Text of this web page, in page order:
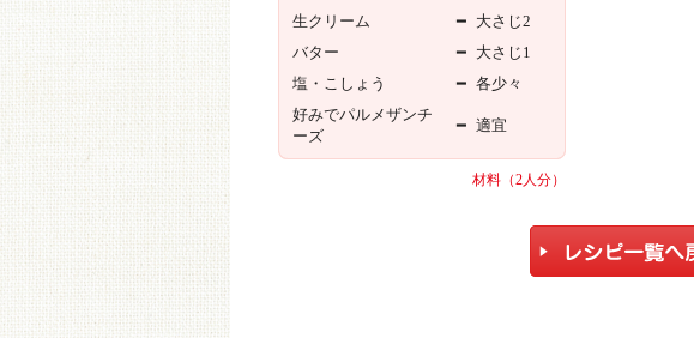
生クリーム
━ 大さじ2
バター
━ 大さじ1
塩・こしょう
━ 各少々
好みでパルメザンチ
ーズ
━ 適宜
材料（2人分）